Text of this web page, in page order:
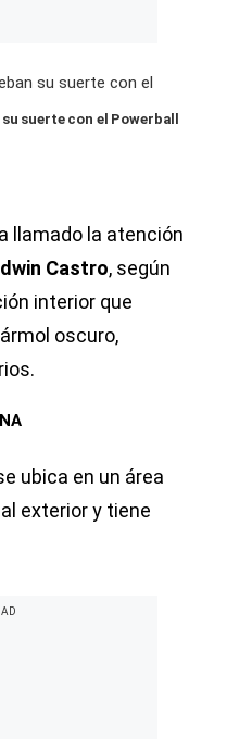
suerte con el Powerball
llamado la atención
Castro, según
interior que
oscuro,
ubica en un área
exterior y tiene